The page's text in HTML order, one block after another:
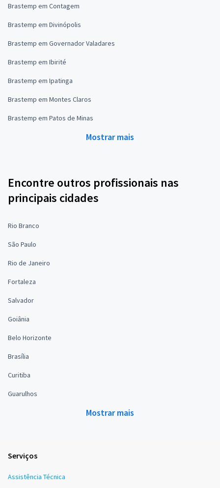
Brastemp em Contagem
Brastemp em Divinópolis
Brastemp em Governador Valadares
Brastemp em Ibirité
Brastemp em Ipatinga
Brastemp em Montes Claros
Brastemp em Patos de Minas
Mostrar mais
Encontre outros profissionais nas
principais cidades
Rio Branco
São Paulo
Rio de Janeiro
Fortaleza
Salvador
Goiânia
Belo Horizonte
Brasília
Curitiba
Guarulhos
Mostrar mais
Serviços
Assistência Técnica